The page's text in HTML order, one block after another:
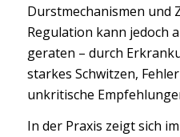
Durstmechanismen und
Regulation kann jedoch
geraten – durch
starkes Schwitzen,
unkritische
In der Praxis zeigt sich